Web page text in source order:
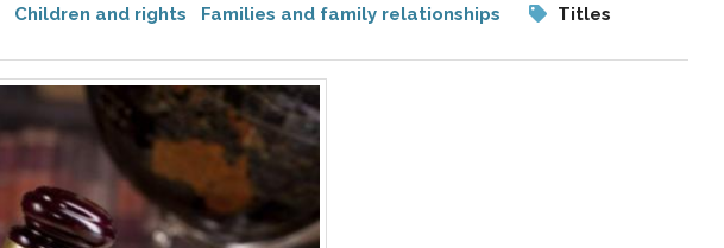
Children and rights Families and family relationships
Titles